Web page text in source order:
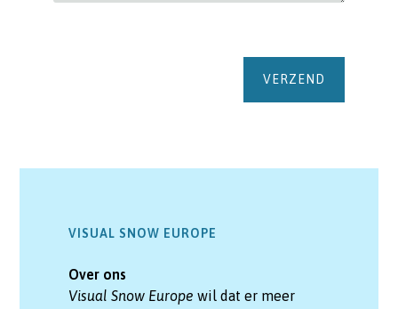
VISUAL SNOW EUROPE
Over ons
Visual Snow Europe wil dat er meer